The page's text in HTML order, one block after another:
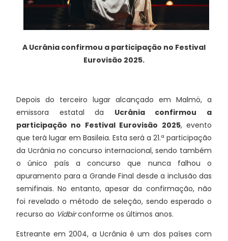
A Ucrânia confirmou a participação no Festival
Eurovisão 2025.
Depois do terceiro lugar alcançado em Malmö, a
emissora estatal da Ucrânia confirmou a
participação no Festival Eurovisão 2025, evento
que terá lugar em Basileia. Esta será a 21.ª participação
da Ucrânia no concurso internacional, sendo também
o único país a concurso que nunca falhou o
apuramento para a Grande Final desde a inclusão das
semifinais. No entanto, apesar da confirmação, não
foi revelado o método de seleção, sendo esperado o
recurso ao Vidbirconforme os últimos anos.
Estreante em 2004, a Ucrânia é um dos países com